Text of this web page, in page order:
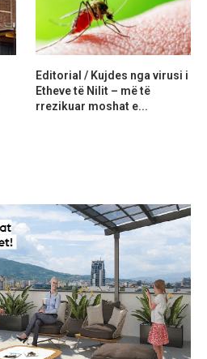
Editorial / Kujdes nga virusi i
Etheve të Nilit – më të
rrezikuar moshat e...